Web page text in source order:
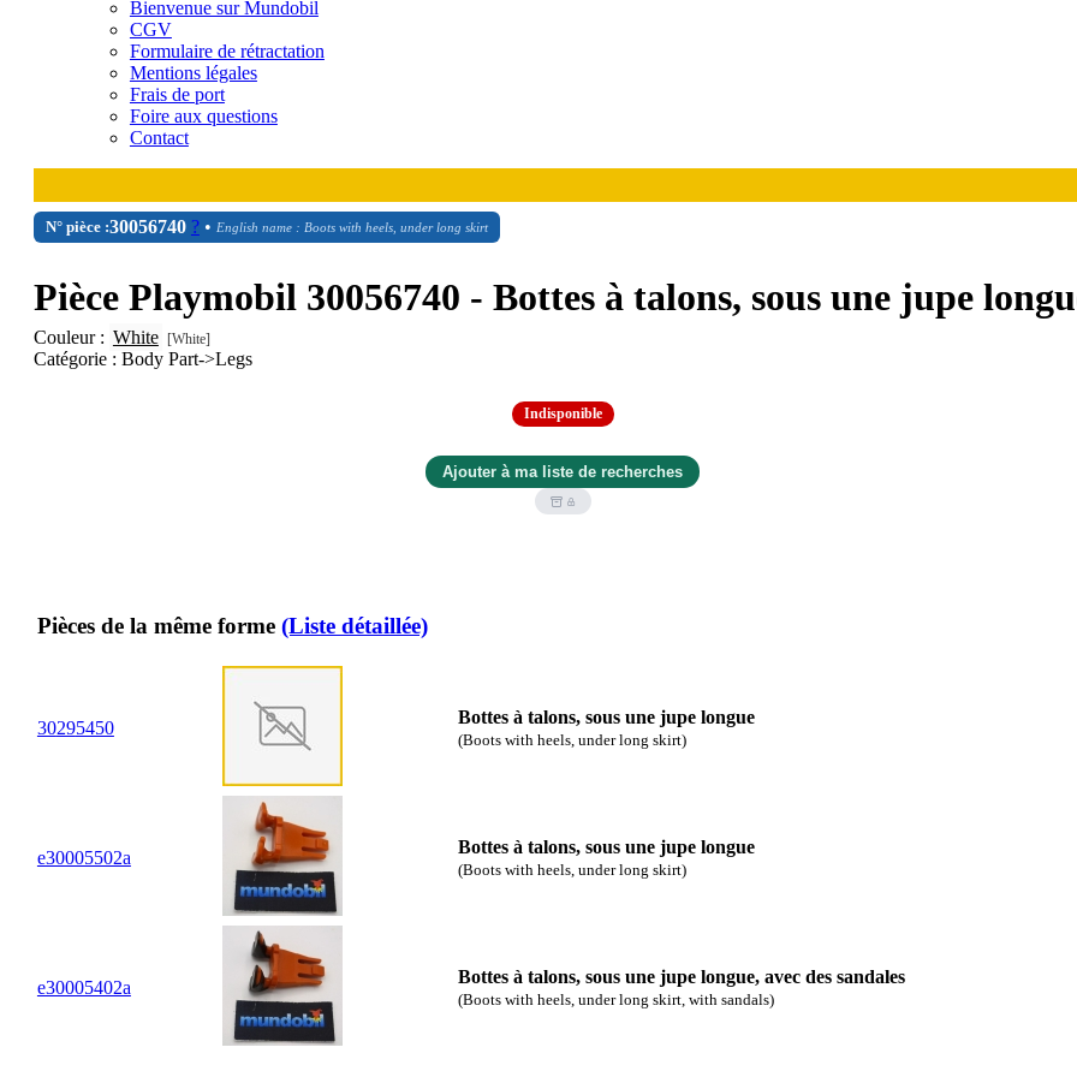
Bienvenue sur Mundobil
CGV
Formulaire de rétractation
Mentions légales
Frais de port
Foire aux questions
Contact
N° pièce :30056740 ?• English name : Boots with heels, under long skirt
Pièce Playmobil 30056740 - Bottes à talons, sous une jupe
Couleur : White [White]
Catégorie : Body Part->Legs
Indisponible
Pièces de la même forme (Liste détaillée)
30295450
Bottes à talons, sous une jupe longue
(Boots with heels, under long skirt)
e30005502a
Bottes à talons, sous une jupe longue
(Boots with heels, under long skirt)
e30005402a
Bottes à talons, sous une jupe longue, avec des sandales
(Boots with heels, under long skirt, with sandals)